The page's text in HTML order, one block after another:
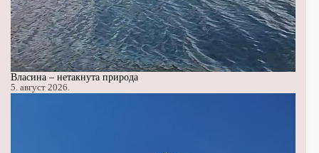
Власина – нетакнута природа
5. август 2026.